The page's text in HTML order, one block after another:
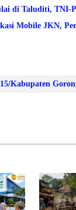
di Taluditi, TNI-
Mobile JKN,
Kabupaten